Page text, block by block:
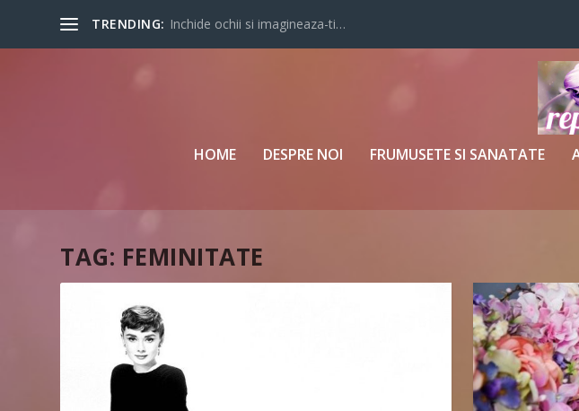
TRENDING: Inchide ochii si imagineaza-ti…
HOME DESPRE NOI FRUMUSETE SI SANATATE
TAG: FEMINITATE